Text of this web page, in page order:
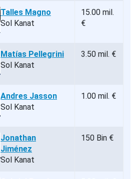
Talles Magno
Sol Kanat
15.00 mil.
€
Matías Pellegrini
Sol Kanat
3.50 mil. €
Andres Jasson
Sol Kanat
1.00 mil. €
Jonathan
Jiménez
Sol Kanat
150 Bin €